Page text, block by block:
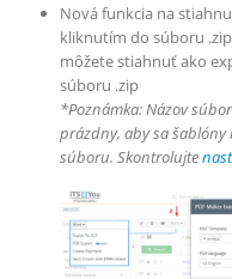
Nová funkcia na
kliknutím do súboru
môžete stiahnuť ako
súboru .zip
*Poznámka: Názov
prázdny, aby sa
súboru. Skontrolujte